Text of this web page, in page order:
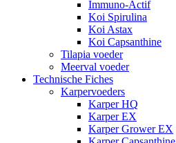
Immuno-Actif
Koi Spirulina
Koi Astax
Koi Capsanthine
Tilapia voeder
Meerval voeder
Technische Fiches
Karpervoeders
Karper HQ
Karper EX
Karper Grower EX